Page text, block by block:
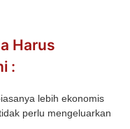
Harus
:
lebih ekonomis
perlu mengeluarkan